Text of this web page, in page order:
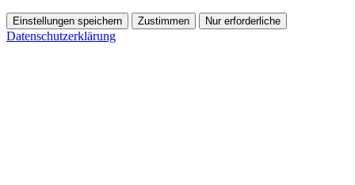
Einstellungen speichern Zustimmen Nur erforderliche
Datenschutzerklärung